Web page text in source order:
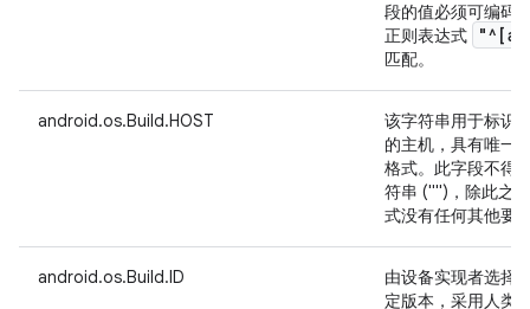
段的值必须可编码
正则表达式
"^[a-
匹配。
android.os.Build.HOST
该字符串用于标识
的主机，具有唯一
格式。此字段不得
符串 ("")，除此之
式没有任何其他要
android.os.Build.ID
由设备实现者选择
定版本，采用人类